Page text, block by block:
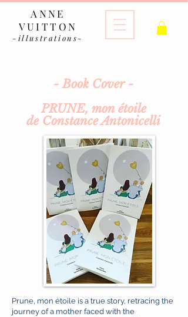
ANNE
VUITTON
-illustrations-
- Book Cover -
PRUNE, mon étoile
de Constance Antonicelli
Prune, mon étoile is a true story, retracing the
journey of a mother faced with the